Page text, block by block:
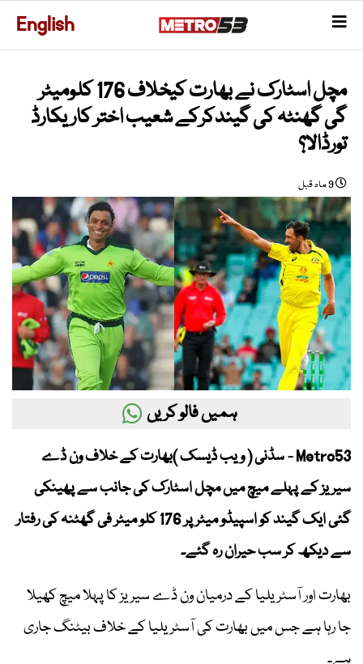
English
مچل اسٹارک نے بھارت کیخلاف 176 کلومیٹر
گی گھنٹہ کی گیندکرکے شعیب اختر کاریکارڈ
تورڈالا؟
9 ماہ قبل
ہمیں فالو کریں
Metro53 - سڈنی ( ویب ڈیسک )بھارت کے خلاف ون ڈے
سیریز کے پہلے میچ میں مچل اسٹارک کی جانب سے پھینکی
گئی ایک گیند کو اسپیڈو میٹر پر 176 کلو میٹر فی گھٹنہ کی رفتار
سے دیکھ کر سب حیران رہ گئے۔
بھارت اور آسٹریلیا کے درمیان ون ڈے سیریز کا پہلا میچ کھیلا
جا رہا ہے جس میں بھارت کی آسٹریلیا کے خلاف بیٹنگ جاری
ہے۔